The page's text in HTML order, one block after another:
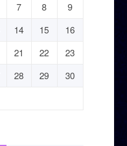
7 8
9
14 15
16
21 22
23
28 29
30